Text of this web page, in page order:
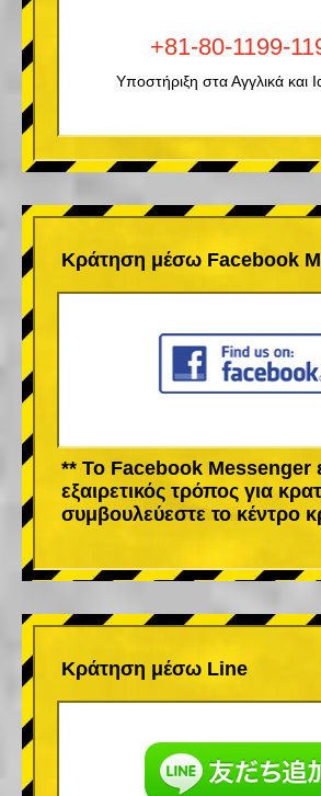
+81-80-1199-
Υποστήριξη στα Αγγλικά και
Κράτηση μέσω Facebook
** Το Facebook Messenger
εξαιρετικός τρόπος για
συμβουλεύεστε το κέντρο
Κράτηση μέσω Line